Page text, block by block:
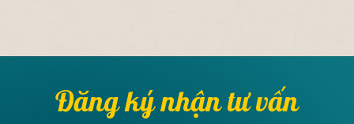
Đăng ký nhận tư vấn